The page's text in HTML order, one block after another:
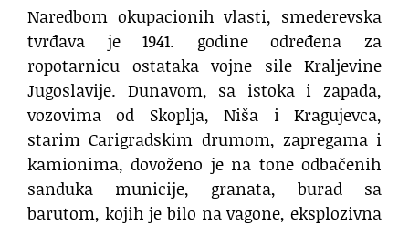
Naredbom okupacionih vlasti, smederevska
tvrđava je 1941. godine određena za
ropotarnicu ostataka vojne sile Kraljevine
Jugoslavije. Dunavom, sa istoka i zapada,
vozovima od Skoplja, Niša i Kragujevca,
starim Carigradskim drumom, zapregama i
kamionima, dovoženo je na tone odbačenih
sanduka municije, granata, burad sa
barutom, kojih je bilo na vagone, eksplozivna